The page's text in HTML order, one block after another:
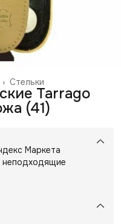
Стельки
›
Tarrago
(41)
Маркета
неподходящие